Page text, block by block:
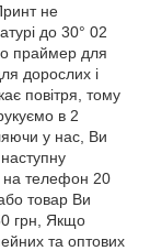
не
до 30° 02
праймер для
дорослих і
повітря, тому
в 2
у нас, Ви
на телефон 20
товар Ви
грн, Якщо
та оптових